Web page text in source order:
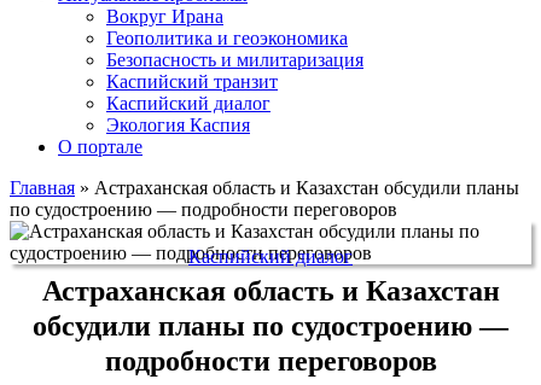
Вокруг Ирана
Геополитика и геоэкономика
Безопасность и милитаризация
Каспийский транзит
Каспийский диалог
Экология Каспия
О портале
Главная » Астраханская область и Казахстан обсудили планы
по судостроению — подробности переговоров
Каспийский диалог
Астраханская область и Казахстан
обсудили планы по судостроению —
подробности переговоров